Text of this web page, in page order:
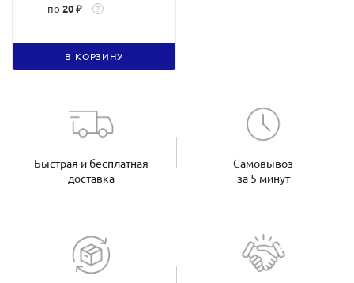
по 20 ₽ ?
В КОРЗИНУ
Быстрая и бесплатная
доставка
Самовывоз
за 5 минут